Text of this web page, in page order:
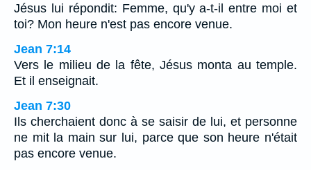
Jésus lui répondit: Femme, qu'y a-t-il entre moi et
toi? Mon heure n'est pas encore venue.
Jean 7:14
Vers le milieu de la fête, Jésus monta au temple.
Et il enseignait.
Jean 7:30
Ils cherchaient donc à se saisir de lui, et personne
ne mit la main sur lui, parce que son heure n'était
pas encore venue.